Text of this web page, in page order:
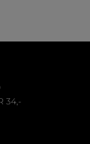
34,-